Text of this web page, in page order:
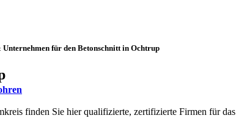
Unternehmen für den Betonschnitt in Ochtrup
finden Sie hier qualifizierte, zertifizierte Firmen für das